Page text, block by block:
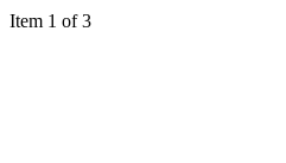
Item 1 of 3